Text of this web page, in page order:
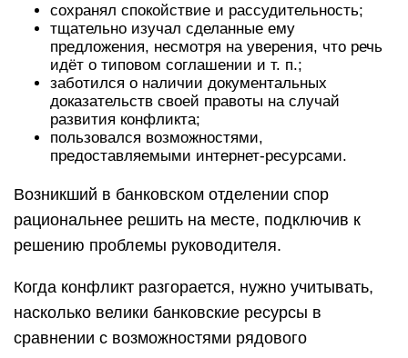
сохранял спокойствие и рассудительность;
тщательно изучал сделанные ему
предложения, несмотря на уверения, что речь
идёт о типовом соглашении и т. п.;
заботился о наличии документальных
доказательств своей правоты на случай
развития конфликта;
пользовался возможностями,
предоставляемыми интернет-ресурсами.
Возникший в банковском отделении спор
рациональнее решить на месте, подключив к
решению проблемы руководителя.
Когда конфликт разгорается, нужно учитывать,
насколько велики банковские ресурсы в
сравнении с возможностями рядового